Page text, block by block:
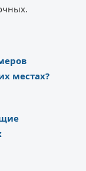
местах?